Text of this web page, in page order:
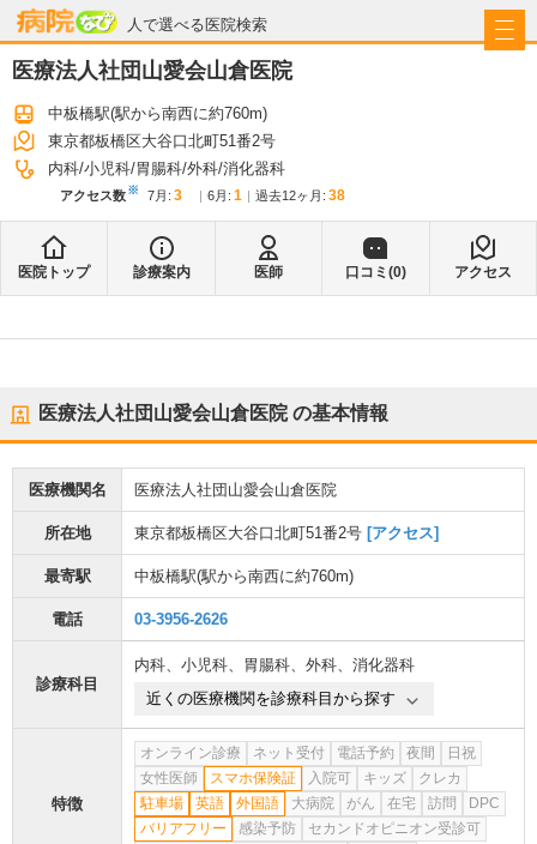
人で選べる医院検索
病院なび
医療法人社団山愛会山倉医院
中板橋駅(駅から南西に約760m)
東京都板橋区大谷口北町51番2号
内科 小児科 胃腸科 外科 消化器科
アクセス数※ 7月 : 3 6月 : 1 過去12ヶ月: 38
医院トップ 診療案内 医師 口コミ(0) アクセス
医療法人社団山愛会山倉医院の基本情報
医療機関名 医療法人社団山愛会山倉医院
所在地 東京都板橋区大谷口北町51番2号 [アクセス]
最寄駅 中板橋駅(駅から南西に約760m)
電話 03-3956-2626
診療科目
内科、 小児科、 胃腸科、 外科、 消化器科
近くの医療機関を診療科目から探す
特徴
オンライン診療 ネット受付 電話予約 夜間
日祝
女性医師
スマホ保険証 入院可 キッズ
クレカ
駐車場
英語 外国語 大病院 がん 在宅 訪問
DPC
バリアフリー
感染予防
セカンドオピニオン受診可